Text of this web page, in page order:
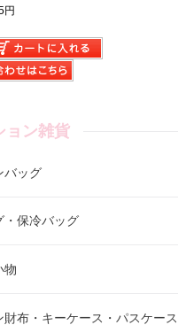
円
ョン雑貨
バッグ
・保冷バッグ
物
財布・キーケース・パスケース